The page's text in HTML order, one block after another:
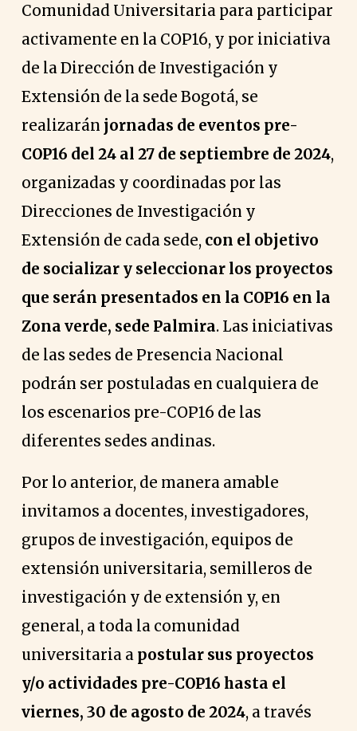
Comunidad Universitaria para participar
activamente en la COP16, y por iniciativa
de la Dirección de Investigación y
Extensión de la sede Bogotá, se
realizarán jornadas de eventos pre-
COP16 del 24 al 27 de septiembre de 2024,
organizadas y coordinadas por las
Direcciones de Investigación y
Extensión de cada sede, con el objetivo
de socializar y seleccionar los proyectos
que serán presentados en la COP16 en la
Zona verde, sede Palmira. Las iniciativas
de las sedes de Presencia Nacional
podrán ser postuladas en cualquiera de
los escenarios pre-COP16 de las
diferentes sedes andinas.
Por lo anterior, de manera amable
invitamos a docentes, investigadores,
grupos de investigación, equipos de
extensión universitaria, semilleros de
investigación y de extensión y, en
general, a toda la comunidad
universitaria a postular sus proyectos
y/o actividades pre-COP16 hasta el
viernes, 30 de agosto de 2024, a través